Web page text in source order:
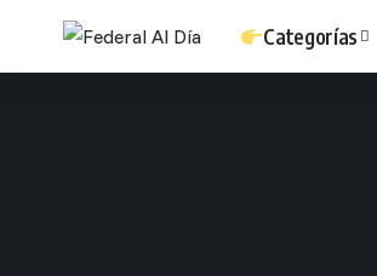
Categorías